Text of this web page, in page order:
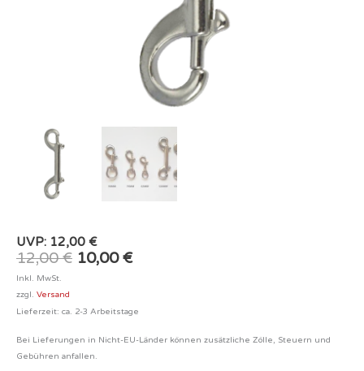
UVP: 12,00 €
12,00€ 10,00€
Inkl. MwSt.
zzgl. Versand
Lieferzeit: ca. 2-3 Arbeitstage
Bei Lieferungen in Nicht-EU-Länder können zusätzliche Zölle, Steuern und
Gebühren anfallen.